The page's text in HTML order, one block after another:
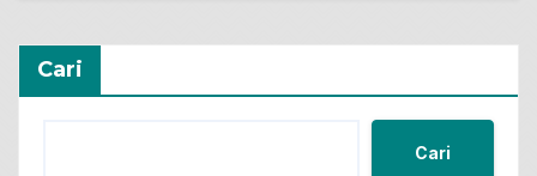
Cari
Cari